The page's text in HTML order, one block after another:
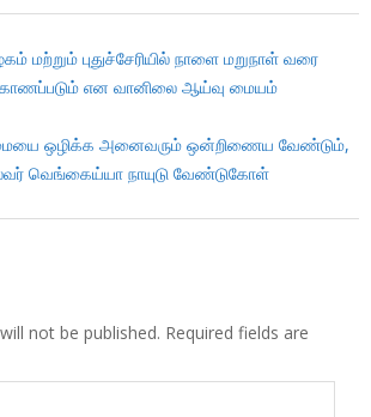
மற்றும் புதுச்சேரியில் நாளை மறுநாள் வரை
என வானிலை ஆய்வு மையம்
ஒழிக்க அனைவரும் ஒன்றிணைய வேண்டும்,
வெங்கைய்யா நாயுடு வேண்டுகோள்
not be published. Required fields are